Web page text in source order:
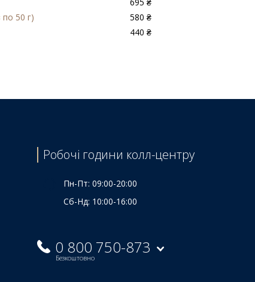
50 г)
580 ₴
440 ₴
Робочі години колл-центру
Пн-Пт: 09:00-20:00
Сб-Нд: 10:00-16:00
0 800 750-873
Безкоштовно